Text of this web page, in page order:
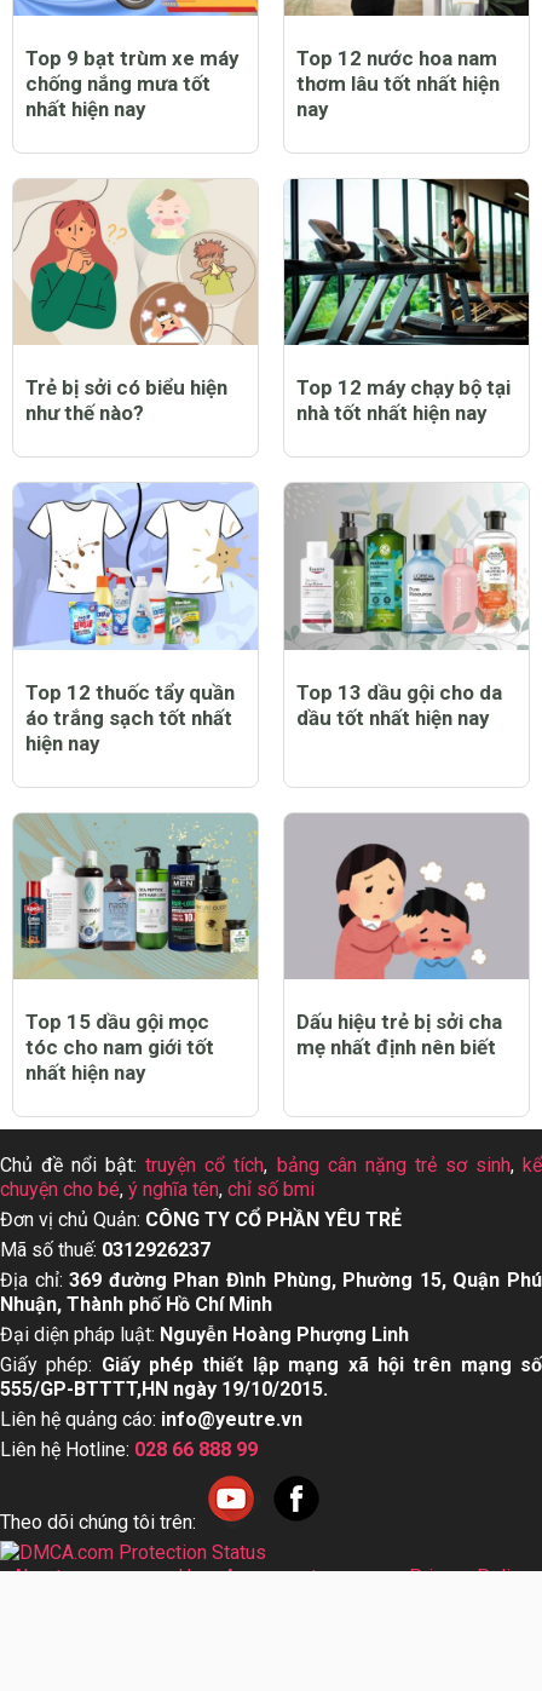
Top 9 bạt trùm xe máy
chống nắng mưa tốt
nhất hiện nay
Top 12 nước hoa nam
thơm lâu tốt nhất hiện
nay
Trẻ bị sởi có biểu hiện
như thế nào?
Top 12 máy chạy bộ tại
nhà tốt nhất hiện nay
Top 12 thuốc tẩy quần
áo trắng sạch tốt nhất
hiện nay
Top 13 dầu gội cho da
dầu tốt nhất hiện nay
Top 15 dầu gội mọc
tóc cho nam giới tốt
nhất hiện nay
Dấu hiệu trẻ bị sởi cha
mẹ nhất định nên biết
Chủ đề nổi bật:truyện cổ tích, bảng cân nặng trẻ sơ sinh, kể
chuyện cho bé, ý nghĩa tên, chỉ số bmi
Đơn vị chủ Quản: CÔNG TY CỔ PHẦN YÊU TRẺ
Mã số thuế: 0312926237
Địa chỉ:369 đường Phan Đình Phùng, Phường 15, Quận Phú
Nhuận, Thành phố Hồ Chí Minh
Đại diện pháp luật: Nguyễn Hoàng Phượng Linh
Giấy phép: Giấy phép thiết lập mạng xã hội trên mạng số
555/GP-BTTTT,HN ngày 19/10/2015.
Liên hệ quảng cáo: info@yeutre.vn
Liên hệ Hotline: 028 66 888 99
Theo dõi chúng tôi trên:
About us User Agreement
Privacy Policy